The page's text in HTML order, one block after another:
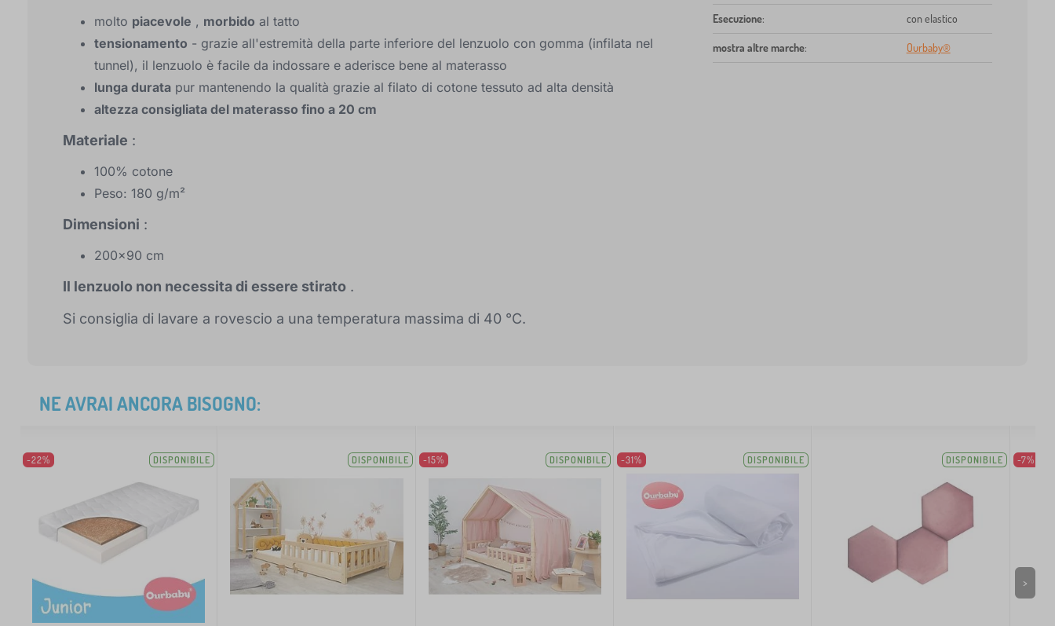
molto piacevole , morbido al tatto
tensionamento - grazie all'estremità della parte inferiore del lenzuolo con gomma (infilata nel
tunnel), il lenzuolo è facile da indossare e aderisce bene al materasso
lunga durata pur mantenendo la qualità grazie al filato di cotone tessuto ad alta densità
altezza consigliata del materasso fino a 20 cm
Materiale :
100% cotone
Peso: 180 g/m²
Dimensioni :
200x90 cm
Il lenzuolo non necessita di essere stirato .
Si consiglia di lavare a rovescio a una temperatura massima di 40 °C.
Esecuzione: con elastico
mostra altre marche: Ourbaby®
NE AVRAI ANCORA BISOGNO:
-22% DISPONIBILE DISPONIBILE -15% DISPONIBILE -31% DISPONIBILE DISPONIBILE -7%
>